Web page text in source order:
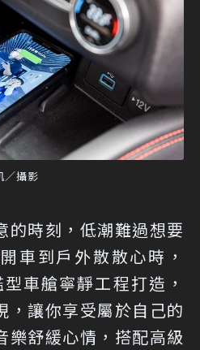
／攝影
的時刻，低潮難過想要
車到戶外散散心時，
車艙寧靜工程打造，
，讓你享受屬於自己的
樂舒緩心情，搭配高級